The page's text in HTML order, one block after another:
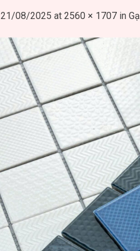
21/08/2025 at 2560 × 1707 in